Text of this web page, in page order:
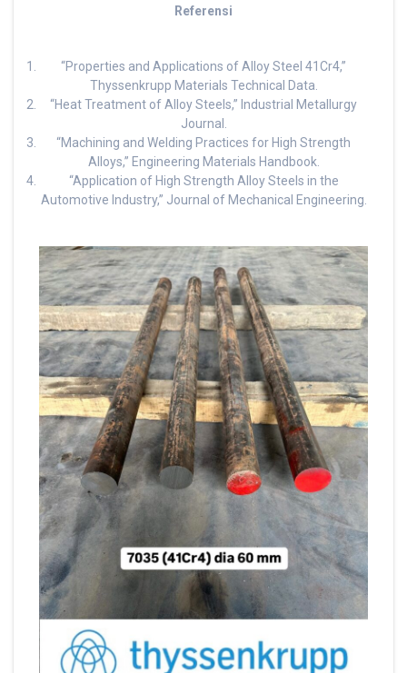
Referensi
“Properties and Applications of Alloy Steel 41Cr4,”
Thyssenkrupp Materials Technical Data.
“Heat Treatment of Alloy Steels,” Industrial Metallurgy
Journal.
“Machining and Welding Practices for High Strength
Alloys,” Engineering Materials Handbook.
“Application of High Strength Alloy Steels in the
Automotive Industry,” Journal of Mechanical Engineering.